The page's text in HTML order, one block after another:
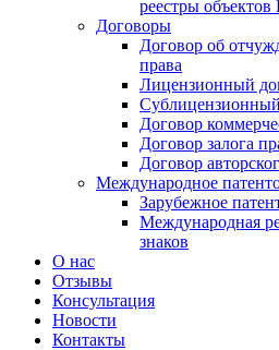
реестры
Договоры
Договор об
права
Лицензионный
Договор
Договор залога
Договор
Международное
Зарубежное
Международная
знаков
О нас
Отзывы
Консультация
Новости
Контакты